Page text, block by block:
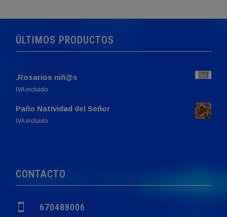
ÚLTIMOS PRODUCTOS
.Rosarios niñ@s
IVA incluido
Paño Natividad del Señor
El
760,00€.
El
749,00€.
IVA incluido
CONTACTO
 670488006